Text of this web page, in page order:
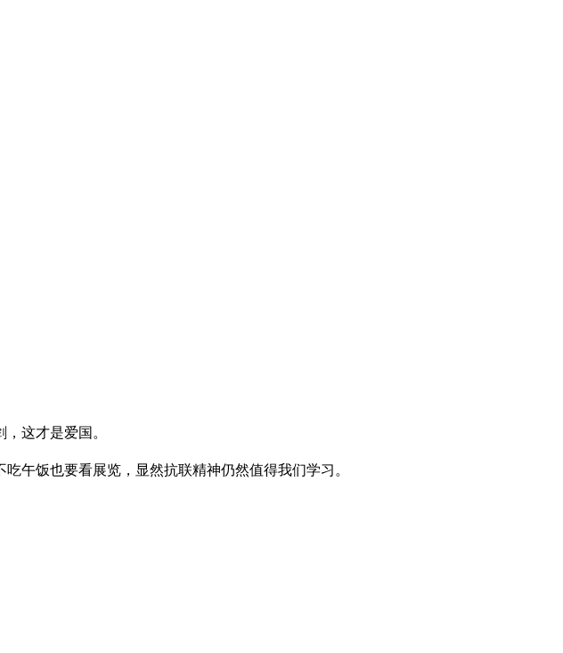
这才是爱国。
午饭也要看展览，显然抗联精神仍然值得我们学习。